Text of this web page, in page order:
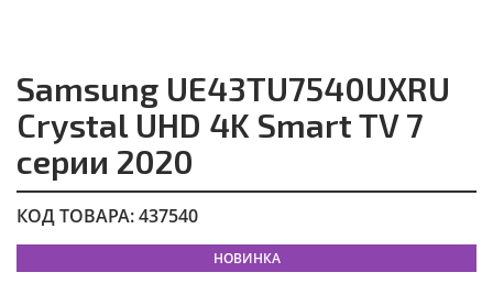
Samsung UE43TU7540UXRU
Crystal UHD 4K Smart TV 7
серии 2020
КОД ТОВАРА: 437540
НОВИНКА